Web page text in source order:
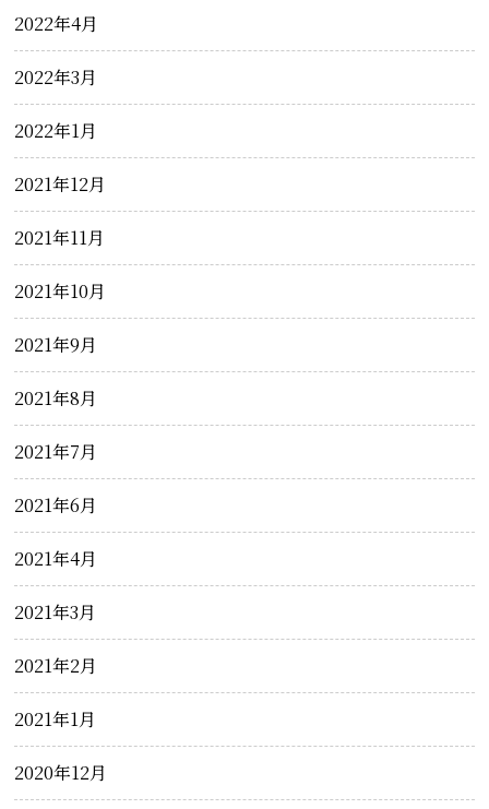
2022年4月
2022年3月
2022年1月
2021年12月
2021年11月
2021年10月
2021年9月
2021年8月
2021年7月
2021年6月
2021年4月
2021年3月
2021年2月
2021年1月
2020年12月